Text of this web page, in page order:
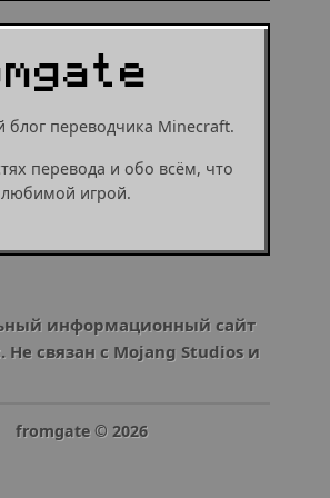
блог переводчика Minecraft.
перевода и обо всём, что
любимой игрой.
информационный сайт
Не связан с Mojang Studios и
fromgate © 2026